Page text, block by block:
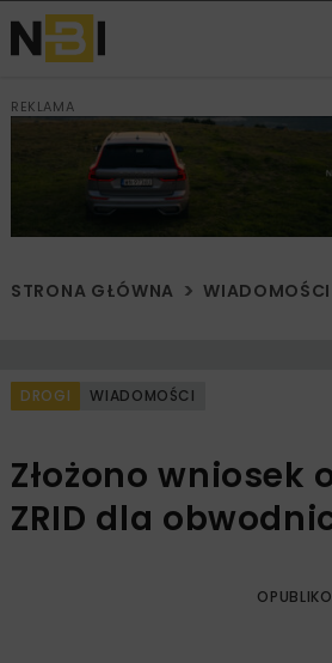
REKLAMA
STRONA GŁÓWNA WIADOMOŚCI
DROGI WIADOMOŚCI
Złożono wniosek
ZRID dla